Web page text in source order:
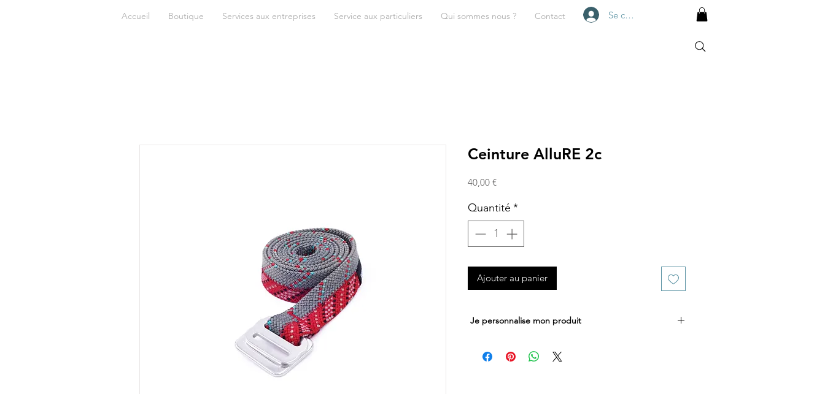
Accueil Boutique Services aux entreprises Service aux particuliers Qui sommes nous ? Contact Se connecter
Ceinture AlluRE 2c
40,00 €Prix
Quantité *
Ajouter au panier
Je personnalise mon produit
sur votre ceinture ?